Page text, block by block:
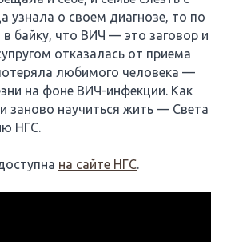
узнала о своем диагнозе, то по
в байку, что ВИЧ — это заговор и
отказалась от приема
любимого человека —
на фоне ВИЧ-инфекции. Как
заново научиться жить — Света
НГС.
на сайте НГС.